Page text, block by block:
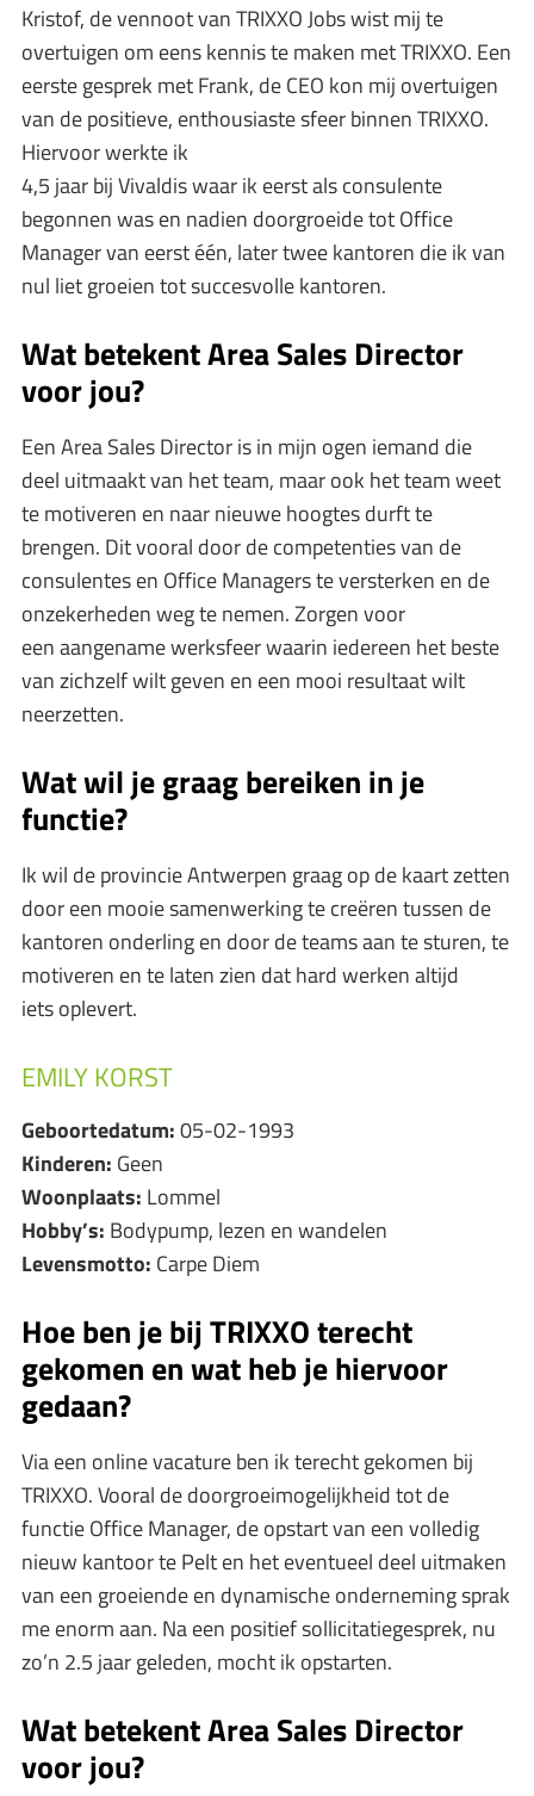
Kristof, de vennoot van TRIXXO Jobs wist mij te
overtuigen om eens kennis te maken met TRIXXO. Een
eerste gesprek met Frank, de CEO kon mij overtuigen
van de positieve, enthousiaste sfeer binnen TRIXXO.
Hiervoor werkte ik
4,5 jaar bij Vivaldis waar ik eerst als consulente
begonnen was en nadien doorgroeide tot Office
Manager van eerst één, later twee kantoren die ik van
nul liet groeien tot succesvolle kantoren.
Wat betekent Area Sales Director
voor jou?
Een Area Sales Director is in mijn ogen iemand die
deel uitmaakt van het team, maar ook het team weet
te motiveren en naar nieuwe hoogtes durft te
brengen. Dit vooral door de competenties van de
consulentes en Office Managers te versterken en de
onzekerheden weg te nemen. Zorgen voor
een aangename werksfeer waarin iedereen het beste
van zichzelf wilt geven en een mooi resultaat wilt
neerzetten.
Wat wil je graag bereiken in je
functie?
Ik wil de provincie Antwerpen graag op de kaart zetten
door een mooie samenwerking te creëren tussen de
kantoren onderling en door de teams aan te sturen, te
motiveren en te laten zien dat hard werken altijd
iets oplevert.
EMILY KORST
Geboortedatum:05-02-1993
Kinderen: Geen
Woonplaats: Lommel
Hobby’s: Bodypump, lezen en wandelen
Levensmotto: Carpe Diem
Hoe ben je bij TRIXXO terecht
gekomen en wat heb je hiervoor
gedaan?
Via een online vacature ben ik terecht gekomen bij
TRIXXO. Vooral de doorgroeimogelijkheid tot de
functie Office Manager, de opstart van een volledig
nieuw kantoor te Pelt en het eventueel deel uitmaken
van een groeiende en dynamische onderneming sprak
me enorm aan. Na een positief sollicitatiegesprek, nu
zo’n 2.5 jaar geleden, mocht ik opstarten.
Wat betekent Area Sales Director
voor jou?